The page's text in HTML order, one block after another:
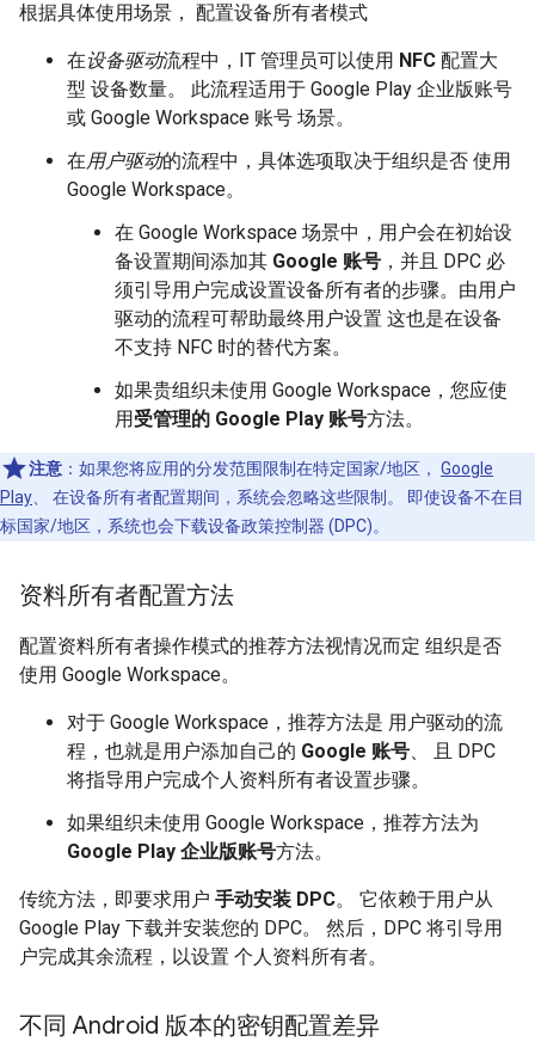
根据具体使用场景， 配置设备所有者模式
在设备驱动流程中，IT 管理员可以使用 NFC 配置大
型 设备数量。 此流程适用于 Google Play 企业版账号
或 Google Workspace 账号 场景。
在用户驱动的流程中，具体选项取决于组织是否 使用
Google Workspace。
在 Google Workspace 场景中，用户会在初始设
备设置期间添加其 Google 账号 ，并且 DPC 必
须引导用户完成设置设备所有者的步骤。由用户
驱动的流程可帮助最终用户设置 这也是在设备
不支持 NFC 时的替代方案。
如果贵组织未使用 Google Workspace，您应使
用受管理的 Google Play 账号方法。
注意 ：如果您将应用的分发范围限制在特定国家/地区， Google
Play 、 在设备所有者配置期间，系统会忽略这些限制。 即使设备不在目
标国家/地区，系统也会下载设备政策控制器 (DPC)。
资料所有者配置方法
配置资料所有者操作模式的推荐方法视情况而定 组织是否
使用 Google Workspace。
对于 Google Workspace，推荐方法是 用户驱动的流
程，也就是用户添加自己的 Google 账号、 且 DPC
将指导用户完成个人资料所有者设置步骤。
如果组织未使用 Google Workspace，推荐方法为
Google Play 企业版账号方法。
传统方法，即要求用户 手动安装 DPC。 它依赖于用户从
Google Play 下载并安装您的 DPC。 然后，DPC 将引导用
户完成其余流程，以设置 个人资料所有者。
不同 Android 版本的密钥配置差异